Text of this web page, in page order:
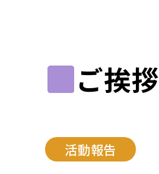
ご挨拶
活動報告